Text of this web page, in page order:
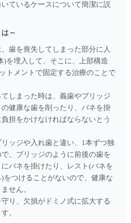
ング法！？吹き戻しピロピロ健康
ているケースについて簡潔に説
～
歯を喪失してしまった部分に人
)を埋入して、そこに、上部構造
トメントで固定する治療のことで
しまった時は、義歯やブリッジ
健康な歯を削ったり、バネを掛
担をかけなければならないとう
ッジや入れ歯と違い、1本ずつ独
、ブリッジのように前後の歯を
バネを掛けたり、レスト(バネを
をつけることがないので、健康な
せん。
り、欠損がドミノ式に拡大する
。